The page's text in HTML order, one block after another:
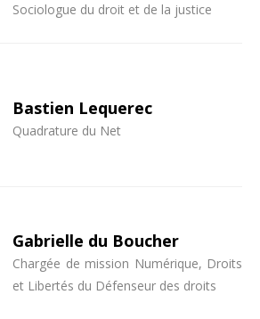
Sociologue du droit et de la justice
Bastien Lequerec
Quadrature du Net
Gabrielle du Boucher
Chargée de mission Numérique, Droits
et Libertés du Défenseur des droits